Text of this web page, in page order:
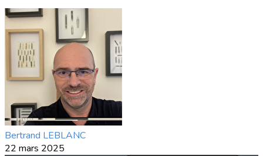
Bertrand LEBLANC
22 mars 2025